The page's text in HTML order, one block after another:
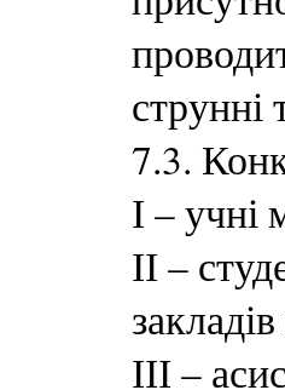
струнні
7.3.
І – учні
ІІ –
ІІІ –